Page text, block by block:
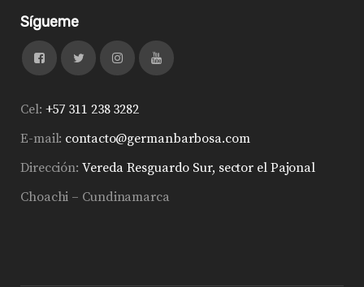
Sígueme
Cel: +57 311 238 3282
E-mail: contacto@germanbarbosa.com
Dirección: Vereda Resguardo Sur, sector el Pajonal
Choachi – Cundinamarca